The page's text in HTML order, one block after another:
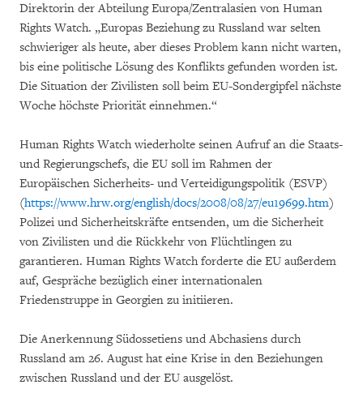
Direktorin der Abteilung Europa/Zentralasien von Human
Rights Watch. „Europas Beziehung zu Russland war selten
schwieriger als heute, aber dieses Problem kann nicht warten,
bis eine politische Lösung des Konflikts gefunden worden ist.
Die Situation der Zivilisten soll beim EU-Sondergipfel nächste
Woche höchste Priorität einnehmen.“
Human Rights Watch wiederholte seinen Aufruf an die Staats-
und Regierungschefs, die EU soll im Rahmen der
Europäischen Sicherheits- und Verteidigungspolitik (ESVP)
(https://www.hrw.org/english/docs/2008/08/27/eu19699.htm)
Polizei und Sicherheitskräfte entsenden, um die Sicherheit
von Zivilisten und die Rückkehr von Flüchtlingen zu
garantieren. Human Rights Watch forderte die EU außerdem
auf, Gespräche bezüglich einer internationalen
Friedenstruppe in Georgien zu initiieren.
Die Anerkennung Südossetiens und Abchasiens durch
Russland am 26. August hat eine Krise in den Beziehungen
zwischen Russland und der EU ausgelöst.